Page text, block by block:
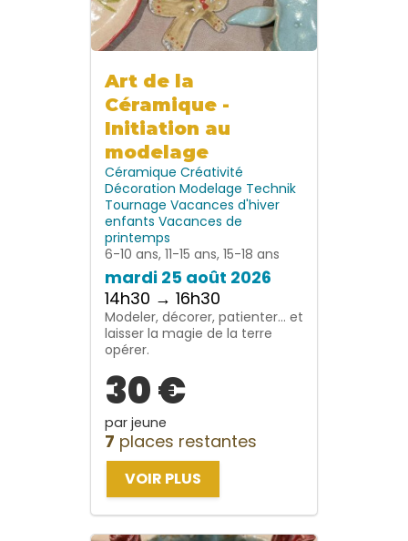
Art de la
Céramique -
Initiation au
modelage
Céramique Créativité
Décoration Modelage Technik
Tournage Vacances d'hiver
enfants Vacances de
printemps
6-10 ans, 11-15 ans, 15-18 ans
mardi 25 août 2026
14h30 → 16h30
Modeler, décorer, patienter… et
laisser la magie de la terre
opérer.
30 €
par jeune
7 places restantes
VOIR PLUS